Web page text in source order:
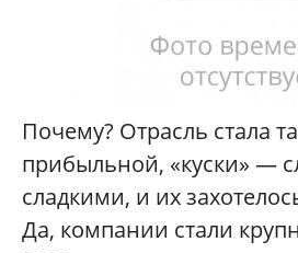
Почему? Отрасль стала
прибыльной, «куски» —
сладкими, и их
Да, компании стали